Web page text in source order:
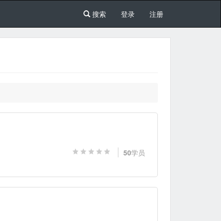
搜索 登录 注册
50学员